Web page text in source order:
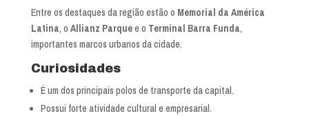
Entre os destaques da região estão o Memorial da América
Latina, o Allianz Parquee o Terminal Barra Funda,
importantes marcos urbanos da cidade.
Curiosidades
É um dos principais polos de transporte da capital.
Possui forte atividade cultural e empresarial.